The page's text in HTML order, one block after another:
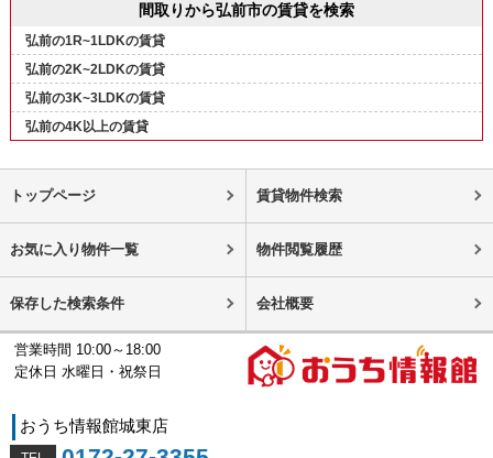
間取りから弘前市の賃貸を検索
弘前の1R~1LDKの賃貸
弘前の2K~2LDKの賃貸
弘前の3K~3LDKの賃貸
弘前の4K以上の賃貸
トップページ 賃貸物件検索
お気に入り物件一覧 物件閲覧履歴
保存した検索条件 会社概要
営業時間 10:00～18:00
定休日 水曜日・祝祭日
おうち情報館城東店